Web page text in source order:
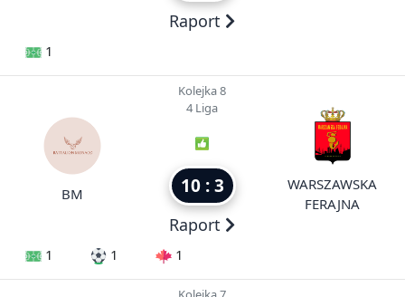
Raport
1
BM
Kolejka 8
4 Liga
10 : 3
Raport
WARSZAWSKA
FERAJNA
1 1 1